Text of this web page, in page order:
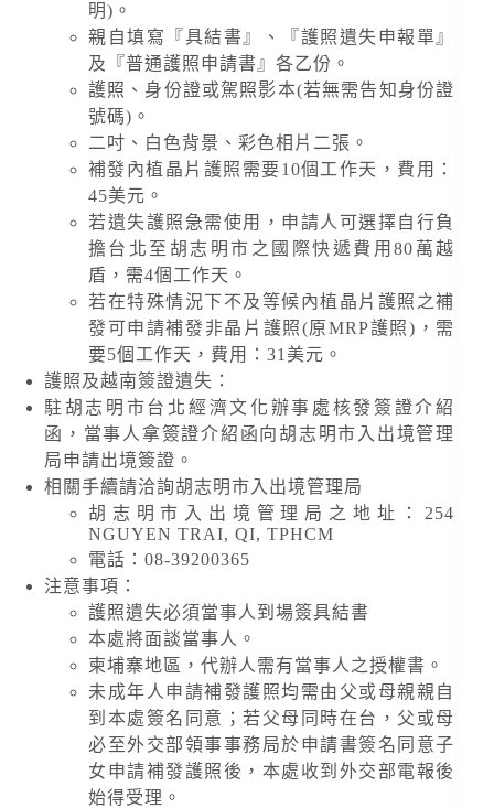
明)。
親自填寫『具結書』、『護照遺失申報單』
及『普通護照申請書』各乙份。
護照、身份證或駕照影本(若無需告知身份證
號碼)。
二吋、白色背景、彩色相片二張。
補發內植晶片護照需要10個工作天，費用：
45美元。
若遺失護照急需使用，申請人可選擇自行負
擔台北至胡志明市之國際快遞費用80萬越
盾，需4個工作天。
若在特殊情況下不及等候內植晶片護照之補
發可申請補發非晶片護照(原MRP護照)，需
要5個工作天，費用：31美元。
護照及越南簽證遺失：
駐胡志明市台北經濟文化辦事處核發簽證介紹
函，當事人拿簽證介紹函向胡志明市入出境管理
局申請出境簽證。
相關手續請洽詢胡志明市入出境管理局
胡志明市入出境管理局之地址：254
NGUYEN TRAI, QI, TPHCM
電話：08-39200365
注意事項：
護照遺失必須當事人到場簽具結書
本處將面談當事人。
柬埔寨地區，代辦人需有當事人之授權書。
未成年人申請補發護照均需由父或母親親自
到本處簽名同意；若父母同時在台，父或母
必至外交部領事事務局於申請書簽名同意子
女申請補發護照後，本處收到外交部電報後
始得受理。